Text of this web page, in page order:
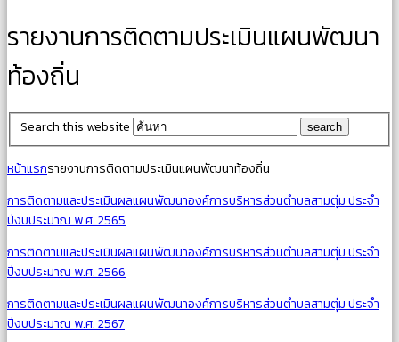
รายงานการติดตามประเมินแผนพัฒนา
ท้องถิ่น
Search this website
หน้าแรกรายงานการติดตามประเมินแผนพัฒนาท้องถิ่น
การติดตามและประเมินผลแผนพัฒนาองค์การบริหารส่วนตำบลสามตุ่ม ประจำ
ปีงบประมาณ พ.ศ. 2565
การติดตามและประเมินผลแผนพัฒนาองค์การบริหารส่วนตำบลสามตุ่ม ประจำ
ปีงบประมาณ พ.ศ. 2566
การติดตามและประเมินผลแผนพัฒนาองค์การบริหารส่วนตำบลสามตุ่ม ประจำ
ปีงบประมาณ พ.ศ. 2567